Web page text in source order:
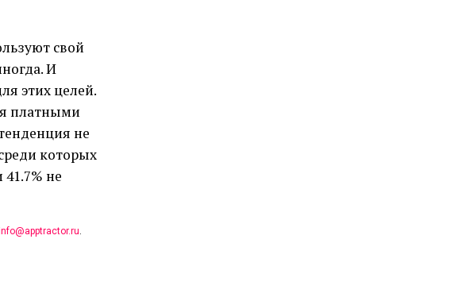
свой
И
этих целей.
платными
не
которых
не
.